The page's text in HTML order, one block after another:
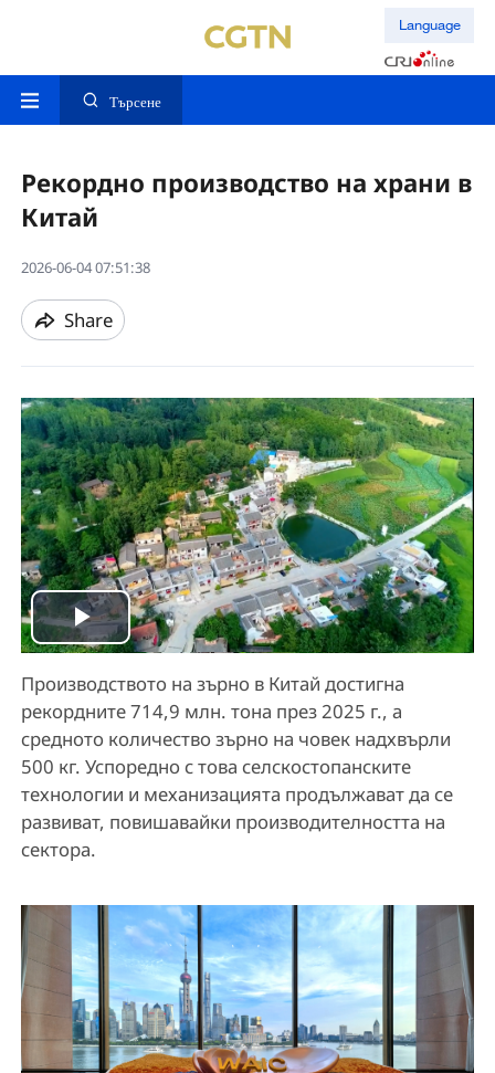
Language
Търсене
Рекордно производство на храни в
Китай
2026-06-04 07:51:38
Share
P
l
a
y
V
d
e
o
Производството на зърно в Китай достигна
рекордните 714,9 млн. тона през 2025 г., а
средното количество зърно на човек надхвърли
500 кг. Успоредно с това селскостопанските
технологии и механизацията продължават да се
развиват, повишавайки производителността на
сектора.